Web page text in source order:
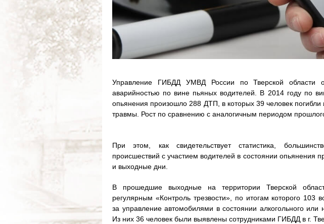
Управление ГИБДД УМВД России по Тверской области
аварийностью по вине пьяных водителей. В 2014 году по
опьянения произошло 288 ДТП, в которых 39 человек
травмы. Рост по сравнению с аналогичным периодом
При этом, как свидетельствует статистика,
происшествий с участием водителей в состоянии опьянения
и выходные дни.
В прошедшие выходные на территории Тверской
регулярным «Контроль трезвости», по итогам которого 103
за управление автомобилями в состоянии алкогольного или
Из них 36 человек были выявлены сотрудниками ГИБДД в г.